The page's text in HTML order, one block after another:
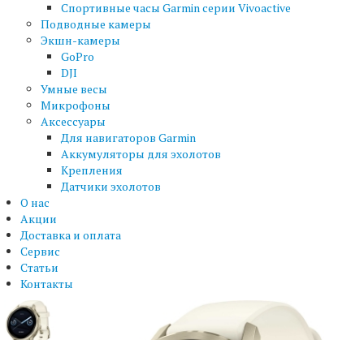
Спортивные часы Garmin серии Vivoactive
Подводные камеры
Экшн-камеры
GoPro
DJI
Умные весы
Микрофоны
Аксессуары
Для навигаторов Garmin
Аккумуляторы для эхолотов
Крепления
Датчики эхолотов
О нас
Акции
Доставка и оплата
Сервис
Статьи
Контакты